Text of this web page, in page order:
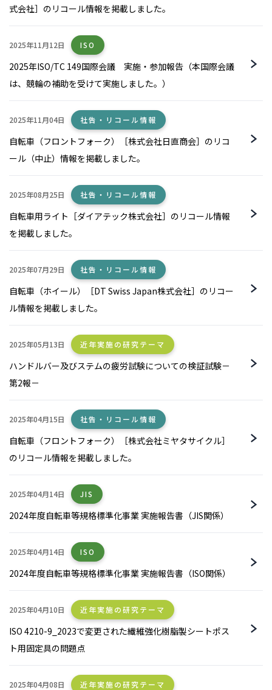
式会社］のリコール情報を掲載しました。
2025年11月12日 ISO
2025年ISO/TC 149国際会議 実施・参加報告（本国際会議
は、競輪の補助を受けて実施しました。）
2025年11月04日 社告・リコール情報
自転車（フロントフォーク）［株式会社日直商会］のリコ
ール（中止）情報を掲載しました。
2025年08月25日 社告・リコール情報
自転車用ライト［ダイアテック株式会社］のリコール情報
を掲載しました。
2025年07月29日 社告・リコール情報
自転車（ホイール）［DT Swiss Japan株式会社］のリコー
ル情報を掲載しました。
2025年05月13日 近年実施の研究テーマ
ハンドルバー及びステムの疲労試験についての検証試験－
第2報－
2025年04月15日 社告・リコール情報
自転車（フロントフォーク）［株式会社ミヤタサイクル］
のリコール情報を掲載しました。
2025年04月14日 JIS
2024年度自転車等規格標準化事業 実施報告書（JIS関係）
2025年04月14日 ISO
2024年度自転車等規格標準化事業 実施報告書（ISO関係）
2025年04月10日 近年実施の研究テーマ
ISO 4210-9_2023で変更された繊維強化樹脂製シートポス
ト用固定具の問題点
2025年04月08日 近年実施の研究テーマ